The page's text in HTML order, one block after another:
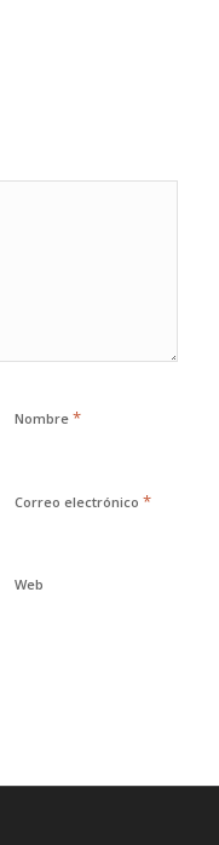
Nombre *
Correo electrónico *
Web